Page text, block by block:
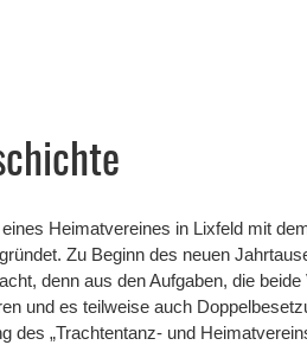
Heimatvereines in Lixfeld mit
Zu Beginn des neuen
denn aus den Aufgaben, die
und es teilweise auch
des „Trachtentanz- und